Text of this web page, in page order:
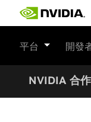
平台 開發
NVIDIA 合